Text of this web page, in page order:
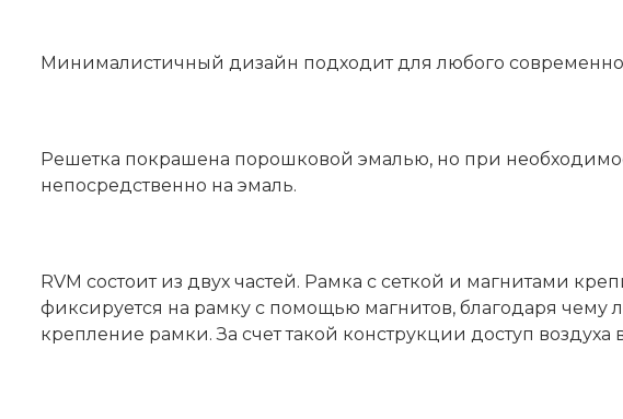
Минималистичный дизайн подходит для любого
Решетка покрашена порошковой эмалью, но при
непосредственно на эмаль.
RVM состоит из двух частей. Рамка с сеткой и магнитами
фиксируется на рамку с помощью магнитов, благодаря чему
крепление рамки. За счет такой конструкции доступ